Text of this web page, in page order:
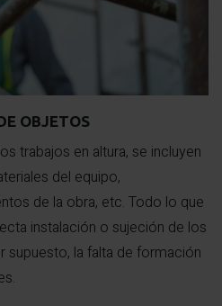
OBJETOS
trabajos en altura, se incluyen
del equipo,
de la obra, etc. Todo lo que
instalación o sujeción de los
supuesto, la falta de formación